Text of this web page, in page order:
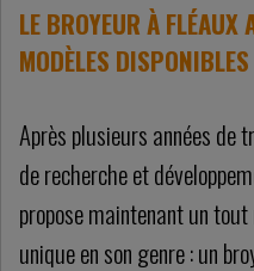
LE BROYEUR À
MODÈLES DISPONIBLES
Après plusieurs années de
de recherche et
propose maintenant un
unique en son genre : un